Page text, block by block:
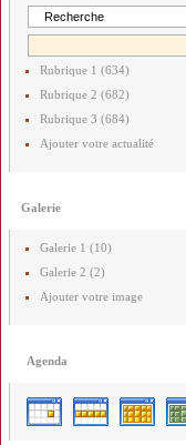
Rubrique 1 (634)
Rubrique 2 (682)
Rubrique 3 (684)
Ajouter votre actualité
Galerie
Galerie 1 (10)
Galerie 2 (2)
Ajouter votre image
Agenda